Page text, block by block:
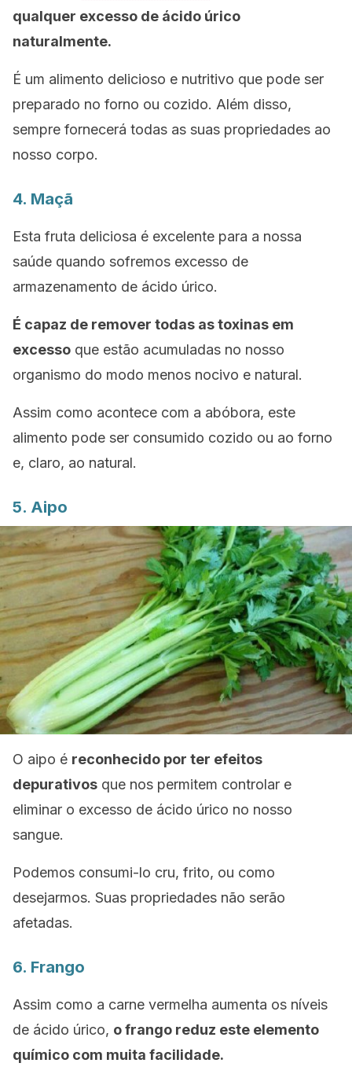
qualquer excesso de ácido úrico
naturalmente.
É um alimento delicioso e nutritivo que pode ser
preparado no forno ou cozido. Além disso,
sempre fornecerá todas as suas propriedades ao
nosso corpo.
4. Maçã
Esta fruta deliciosa é excelente para a nossa
saúde quando sofremos excesso de
armazenamento de ácido úrico.
É capaz de remover todas as toxinas em
excesso que estão acumuladas no nosso
organismo do modo menos nocivo e natural.
Assim como acontece com a abóbora, este
alimento pode ser consumido cozido ou ao forno
e, claro, ao natural.
5. Aipo
O aipo é reconhecido por ter efeitos
depurativos que nos permitem controlar e
eliminar o excesso de ácido úrico no nosso
sangue.
Podemos consumi-lo cru, frito, ou como
desejarmos. Suas propriedades não serão
afetadas.
6. Frango
Assim como a carne vermelha aumenta os níveis
de ácido úrico, o frango reduz este elemento
químico com muita facilidade.